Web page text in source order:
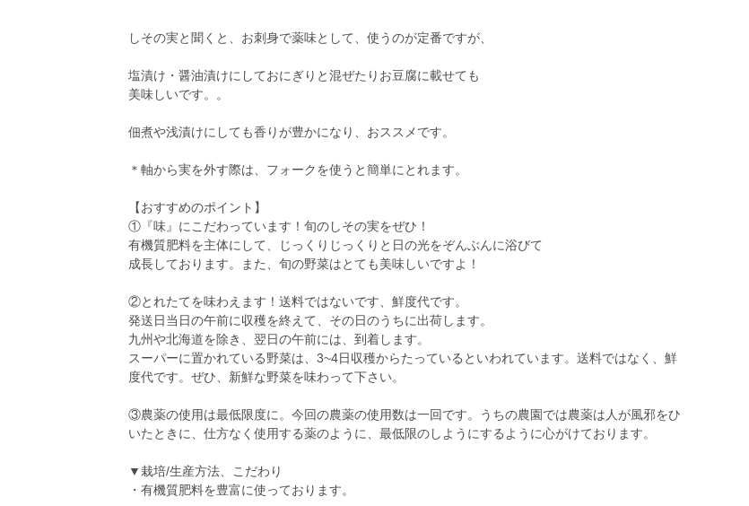
しその実と聞くと、お刺身で薬味として、使うのが定番ですが、
塩漬け・醤油漬けにしておにぎりと混ぜたりお豆腐に載せても
美味しいです。。
佃煮や浅漬けにしても香りが豊かになり、おススメです。
＊軸から実を外す際は、フォークを使うと簡単にとれます。
【おすすめのポイント】
①『味』にこだわっています！旬のしその実をぜひ！
有機質肥料を主体にして、じっくりじっくりと日の光をぞんぶんに浴びて
成長しております。また、旬の野菜はとても美味しいですよ！
②とれたてを味わえます！送料ではないです、鮮度代です。
発送日当日の午前に収穫を終えて、その日のうちに出荷します。
九州や北海道を除き、翌日の午前には、到着します。
スーパーに置かれている野菜は、3~4日収穫からたっているといわれています。送料ではなく、鮮
度代です。ぜひ、新鮮な野菜を味わって下さい。
③農薬の使用は最低限度に。今回の農薬の使用数は一回です。うちの農園では農薬は人が風邪をひ
いたときに、仕方なく使用する薬のように、最低限のしようにするように心がけております。
▼栽培/生産方法、こだわり
・有機質肥料を豊富に使っております。